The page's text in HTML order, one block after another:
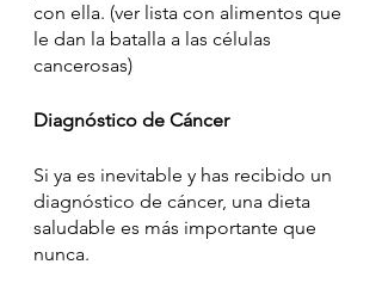
con ella. (ver lista con alimentos que
le dan la batalla a las células
cancerosas)
Diagnóstico de Cáncer
Si ya es inevitable y has recibido un
diagnóstico de cáncer, una dieta
saludable es más importante que
nunca.